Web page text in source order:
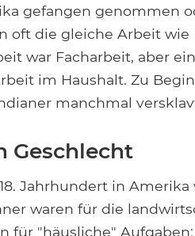
gefangen genommen
oft die gleiche Arbeit wie
war Facharbeit, aber
im Haushalt. Zu
manchmal
Geschlecht
Jahrhundert in Amerika
waren für die
für "häusliche" Aufgaben: